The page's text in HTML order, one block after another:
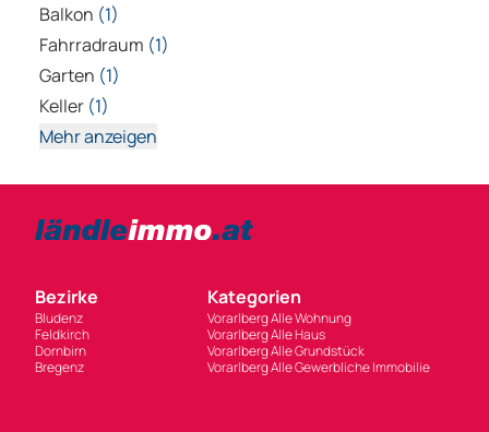
Balkon (1)
Fahrradraum (1)
Garten (1)
Keller (1)
Mehr anzeigen
Bezirke
Bludenz
Feldkirch
Dornbirn
Bregenz
Kategorien
Vorarlberg Alle Wohnung
Vorarlberg Alle Haus
Vorarlberg Alle Grundstück
Vorarlberg Alle Gewerbliche Immobilie